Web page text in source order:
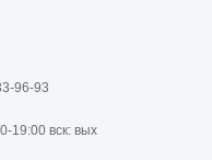
96-93
19:00 вск: вых